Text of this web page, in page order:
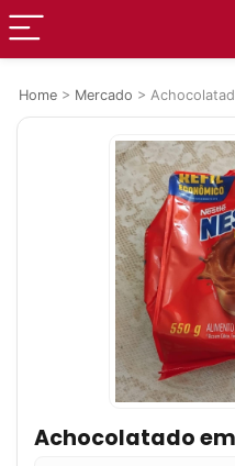
Home > Mercado >
Achocolatado em